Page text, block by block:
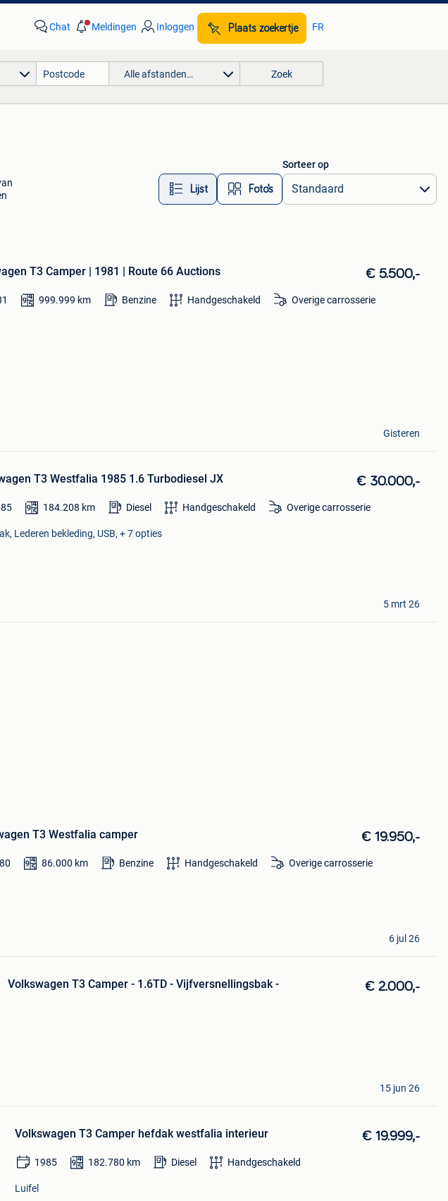
Chat Meldingen Inloggen Plaats zoekertje FR
Alle afstanden… Zoek
Lijst Foto’s
Sorteer op
T3 Camper | 1981 | Route 66 Auctions € 5.500,-
999.999 km Benzine Handgeschakeld Overige carrosserie
Gisteren
T3 Westfalia 1985 1.6 Turbodiesel JX € 30.000,-
184.208 km Diesel Handgeschakeld Overige carrosserie
Lederen bekleding, USB, + 7 opties
5 mrt 26
T3 Westfalia camper € 19.950,-
86.000 km Benzine Handgeschakeld Overige carrosserie
6 jul 26
Volkswagen T3 Camper - 1.6TD - Vijfversnellingsbak - € 2.000,-
15 jun 26
Volkswagen T3 Camper hefdak westfalia interieur € 19.999,-
1985 182.780 km Diesel Handgeschakeld
Luifel